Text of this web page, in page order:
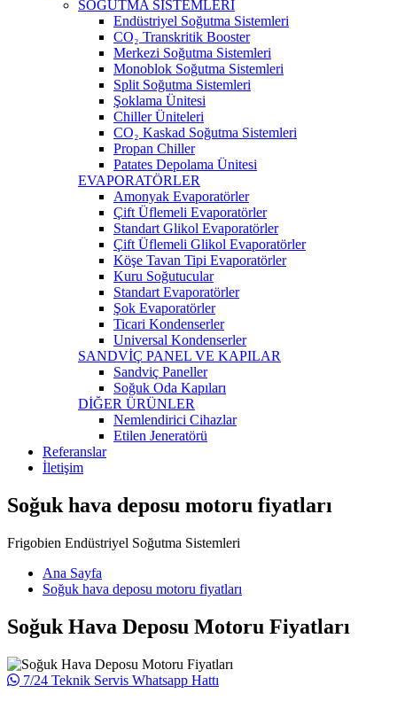
SOĞUTMA SİSTEMLERİ
Endüstriyel Soğutma Sistemleri
CO₂ Transkritik Booster
Merkezi Soğutma Sistemleri
Monoblok Soğutma Sistemleri
Split Soğutma Sistemleri
Şoklama Ünitesi
Chiller Üniteleri
CO₂ Kaskad Soğutma Sistemleri
Propan Chiller
Patates Depolama Ünitesi
EVAPORATÖRLER
Amonyak Evaporatörler
Çift Üflemeli Evaporatörler
Standart Glikol Evaporatörler
Çift Üflemeli Glikol Evaporatörler
Köşe Tavan Tipi Evaporatörler
Kuru Soğutucular
Standart Evaporatörler
Şok Evaporatörler
Ticari Kondenserler
Universal Kondenserler
SANDVİÇ PANEL VE KAPILAR
Sandviç Paneller
Soğuk Oda Kapıları
DİĞER ÜRÜNLER
Nemlendirici Cihazlar
Etilen Jeneratörü
Referanslar
İletişim
Soğuk hava deposu motoru fiyatları
Frigobien Endüstriyel Soğutma Sistemleri
Ana Sayfa
Soğuk hava deposu motoru fiyatları
Soğuk Hava Deposu Motoru Fiyatları
7/24 Teknik Servis Whatsapp Hattı